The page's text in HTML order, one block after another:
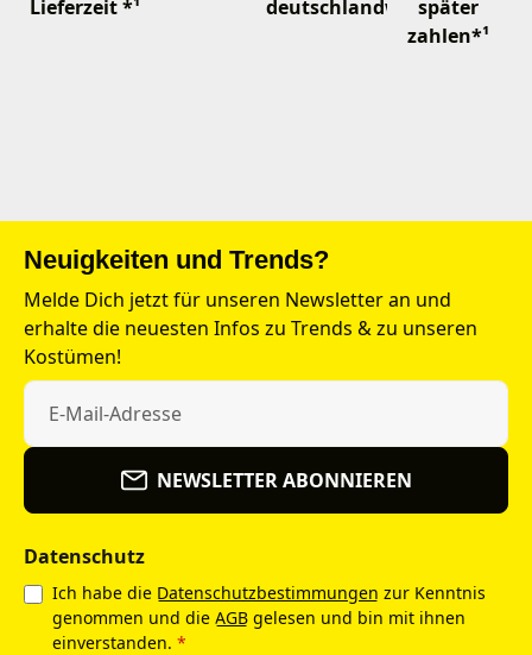
Lieferzeit *¹
deutschlandweitspäter
zahlen*¹
Neuigkeiten und Trends?
Melde Dich jetzt für unseren Newsletter an und
erhalte die neuesten Infos zu Trends & zu unseren
Kostümen!
NEWSLETTER ABONNIEREN
Datenschutz
Ich habe die Datenschutzbestimmungen zur Kenntnis
genommen und die AGB gelesen und bin mit ihnen
einverstanden. *